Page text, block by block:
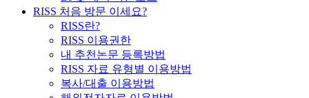
RISS 처음 방문 이세요?
RISS란?
RISS 이용권한
내 추천논문 등록방법
RISS 자료 유형별 이용방법
복사/대출 이용방법